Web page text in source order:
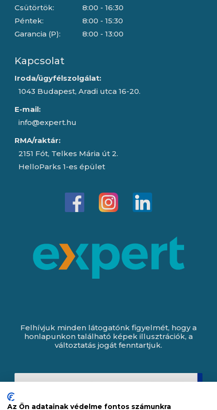
Csütörtök:
Péntek:
Garancia (P):
8:00 - 16:30
8:00 - 15:30
8:00 - 13:00
Kapcsolat
Iroda/ügyfélszolgálat:
1043 Budapest, Aradi utca 16-20.
E-mail:
info@expert.hu
RMA/raktár:
2151 Fót, Telkes Mária út 2.
HelloParks 1-es épület
Felhívjuk minden látogatónk figyelmét, hogy a
honlapunkon található képek illusztrációk, a
változtatás jogát fenntartjuk.
Az Ön adatainak védelme fontos számunkra